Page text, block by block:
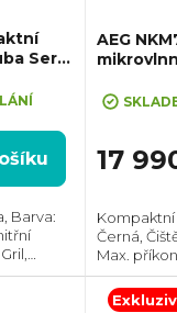
Serie
Barva:
mm,
AEG
17
Černá,
Max.
(VxŠxH):
dvířkách: